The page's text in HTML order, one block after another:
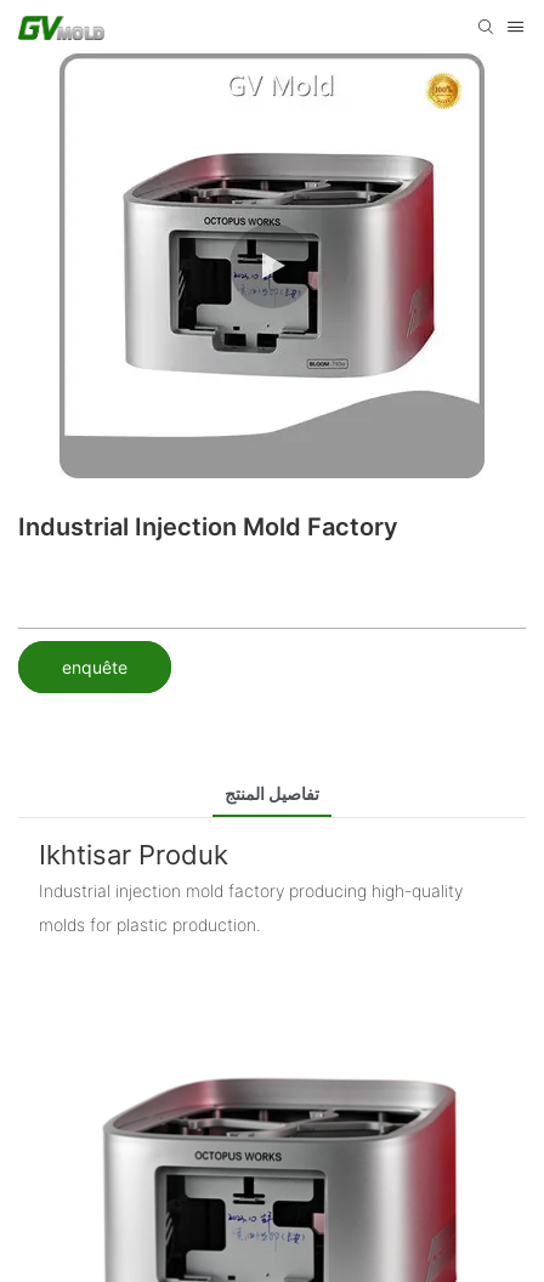
Industrial Injection Mold Factory
enquête
تفاصيل المنتج
Ikhtisar Produk
Industrial injection mold factory producing high-quality
molds for plastic production.